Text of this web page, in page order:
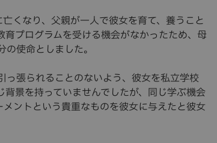
くなり、父親が一人で彼女を育て、養うこと
プログラムを受ける機会がなかったため、母
使命としました。
張られることのないよう、彼女を私立学校
景を持っていませんでしたが、同じ学ぶ機会
ントという貴重なものを彼女に与えたと彼女